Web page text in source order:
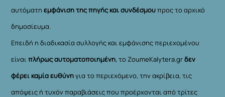
αυτόματηεμφάνιση της πηγής και συνδέσμουπρος το αρχικό
δημοσίευμα.
Επειδή η διαδικασία συλλογής και εμφάνισης περιεχομένου
είναιπλήρως αυτοματοποιημένη, το ZoumeKalytera.grδεν
φέρει καμία ευθύνηγια το περιεχόμενο, την ακρίβεια, τις
απόψεις ή τυχόν παραβιάσεις που προέρχονται από τρίτες